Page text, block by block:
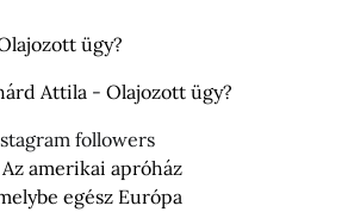
ügy?
Attila - Olajozott ügy?
followers
Az amerikai apróház
egész Európa